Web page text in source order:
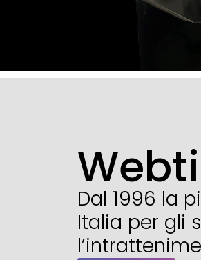
Dal 1996 la
Italia per gli